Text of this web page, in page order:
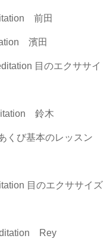
前田
濱田
目のエクササイ
鈴木
くび基本のレッスン
目のエクササイズ
Rey